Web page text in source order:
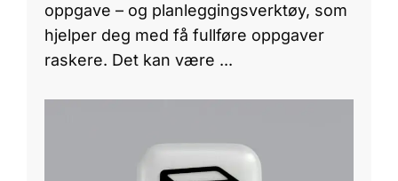
oppgave – og planleggingsverktøy, som
hjelper deg med få fullføre oppgaver
raskere. Det kan være ...